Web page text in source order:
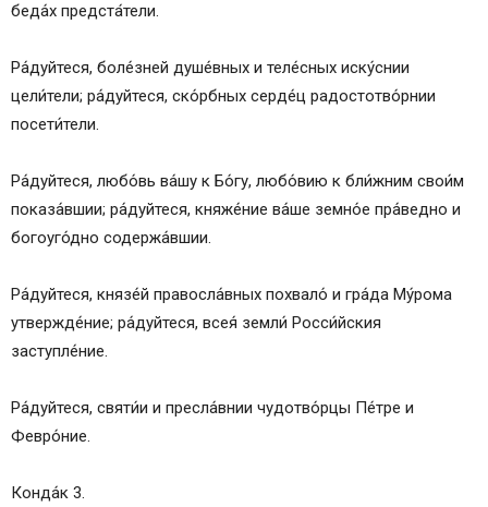
беда́х предста́тели.
Ра́дуйтеся, боле́зней душе́вных и теле́сных иску́снии
цели́тели; ра́дуйтеся, ско́рбных серде́ц радостотво́рнии
посети́тели.
Ра́дуйтеся, любо́вь ва́шу к Бо́гу, любо́вию к бли́жним свои́м
показа́вшии; ра́дуйтеся, княже́ние ва́ше земно́е пра́ведно и
богоуго́дно содержа́вшии.
Ра́дуйтеся, князе́й правосла́вных похвало́ и гра́да Му́рома
утвержде́ние; ра́дуйтеся, всея́ земли́ Росси́йския
заступле́ние.
Ра́дуйтеся, святи́и и пресла́внии чудотво́рцы Пе́тре и
Февро́ние.
Конда́к 3.